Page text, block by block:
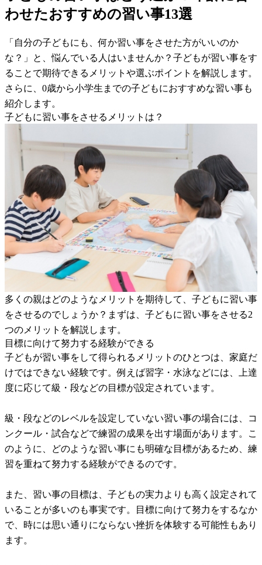
わせたおすすめの習い事13選
「自分の子どもにも、何か習い事をさせた方がいいのか
な？」と、悩んでいる人はいませんか？子どもが習い事をす
ることで期待できるメリットや選ぶポイントを解説します。
さらに、0歳から小学生までの子どもにおすすめな習い事も
紹介します。
子どもに習い事をさせるメリットは？
多くの親はどのようなメリットを期待して、子どもに習い事
をさせるのでしょうか？まずは、子どもに習い事をさせる2
つのメリットを解説します。
目標に向けて努力する経験ができる
子どもが習い事をして得られるメリットのひとつは、家庭だ
けではできない経験です。例えば習字・水泳などには、上達
度に応じて級・段などの目標が設定されています。
級・段などのレベルを設定していない習い事の場合には、コ
ンクール・試合などで練習の成果を出す場面があります。こ
のように、どのような習い事にも明確な目標があるため、練
習を重ねて努力する経験ができるのです。
また、習い事の目標は、子どもの実力よりも高く設定されて
いることが多いのも事実です。目標に向けて努力をするなか
で、時には思い通りにならない挫折を体験する可能性もあり
ます。